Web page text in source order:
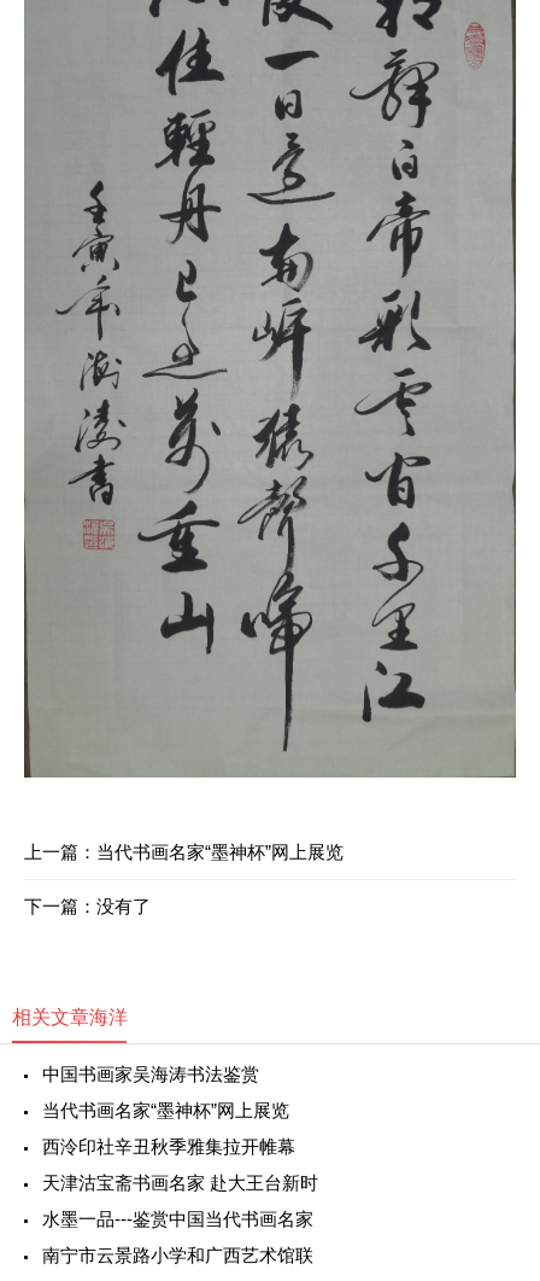
上一篇： 当代书画名家“墨神杯”网上展览
下一篇：没有了
相关文章海洋
中国书画家吴海涛书法鉴赏
当代书画名家“墨神杯”网上展览
西泠印社辛丑秋季雅集拉开帷幕
天津沽宝斋书画名家 赴大王台新时
水墨一品---鉴赏中国当代书画名家
南宁市云景路小学和广西艺术馆联